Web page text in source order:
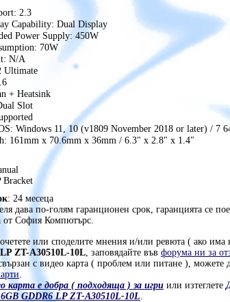
2.3
Capability: Dual Display
Power Supply: 450W
70W
N/A
Ultimate
+ Heatsink
Slot
Windows 11, 10 (v1809 November 2018 or later) / 7
161mm x 70.6mm x 36mm / 6.3" x 2.8" x 1.4"
Bracket
: 24 месеца
дава по-голям гаранционен срок, гаранцията се
от София Компютърс.
или споделите мнения и/или ревюта ( ако има
ZT-A30510L-10L , заповядайте във форума ни за
с видео карта ( проблем или питане ), можете
карта е добра ( подходяща ) за игри или изтеглете
GDDR6 LP ZT-A30510L-10L